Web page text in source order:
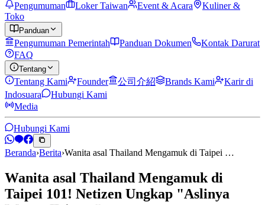
Pengumuman Loker Taiwan Event & Acara
Kuliner &
Toko
Panduan
Pengumuman Pemerintah Panduan Dokumen
Kontak Darurat
FAQ
Tentang
Tentang Kami Founder 公司介紹 Brands Kami
Karir di
Indosuara
Hubungi Kami
Media
Hubungi Kami
Beranda›Berita›Wanita asal Thailand Mengamuk di Taipei …
Wanita asal Thailand Mengamuk di
Taipei 101! Netizen Ungkap "Aslinya